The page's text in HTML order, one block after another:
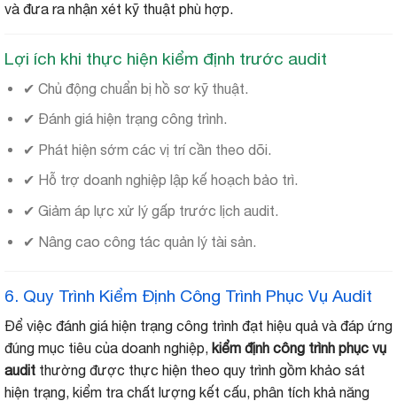
và đưa ra nhận xét kỹ thuật phù hợp.
Lợi ích khi thực hiện kiểm định trước audit
✔ Chủ động chuẩn bị hồ sơ kỹ thuật.
✔ Đánh giá hiện trạng công trình.
✔ Phát hiện sớm các vị trí cần theo dõi.
✔ Hỗ trợ doanh nghiệp lập kế hoạch bảo trì.
✔ Giảm áp lực xử lý gấp trước lịch audit.
✔ Nâng cao công tác quản lý tài sản.
6. Quy Trình Kiểm Định Công Trình Phục Vụ Audit
Để việc đánh giá hiện trạng công trình đạt hiệu quả và đáp ứng
đúng mục tiêu của doanh nghiệp, kiểm định công trình phục vụ
audit thường được thực hiện theo quy trình gồm khảo sát
hiện trạng, kiểm tra chất lượng kết cấu, phân tích khả năng